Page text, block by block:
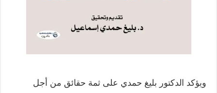
ويؤكد الدكتور بليغ حمدي على ثمة حقائق من أجل